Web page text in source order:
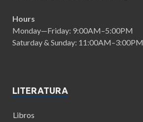
Hours
Monday—Friday: 9:00AM–5:00PM
Saturday & Sunday: 11:00AM–3:00PM
LITERATURA
Libros